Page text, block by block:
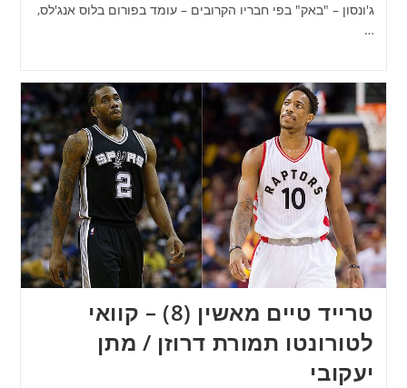
ג'ונסון – "באק" בפי חבריו הקרובים – עומד בפורום בלוס אנג'לס,
…
טרייד טיים מאשין (8) – קוואי
לטורונטו תמורת דרוזן / מתן
יעקובי